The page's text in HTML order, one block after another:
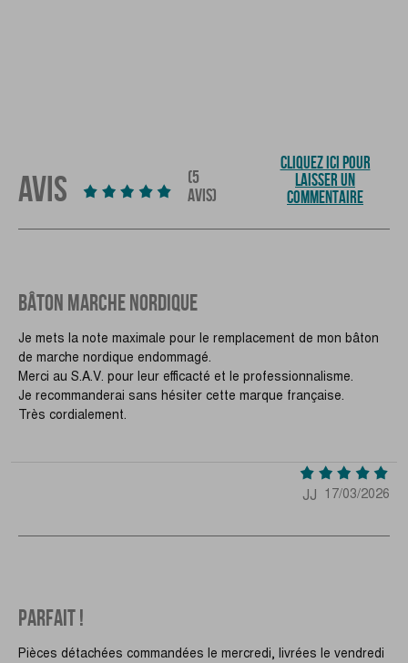
AVIS
(5
AVIS)
CLIQUEZ ICI POUR
LAISSER UN
COMMENTAIRE
BÂTON MARCHE NORDIQUE
Je mets la note maximale pour le remplacement de mon bâton
de marche nordique endommagé.
Merci au S.A.V. pour leur efficacté et le professionnalisme.
Je recommanderai sans hésiter cette marque française.
Très cordialement.
JJ 17/03/2026
PARFAIT !
Pièces détachées commandées le mercredi, livrées le vendredi